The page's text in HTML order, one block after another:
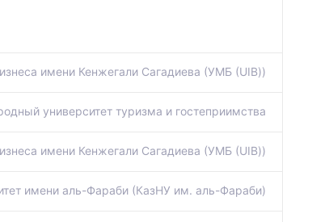
имени Кенжегали Сагадиева (УМБ (UIB))
университет туризма и гостеприимства
имени Кенжегали Сагадиева (УМБ (UIB))
имени аль-Фараби (КазНУ им. аль-Фараби)